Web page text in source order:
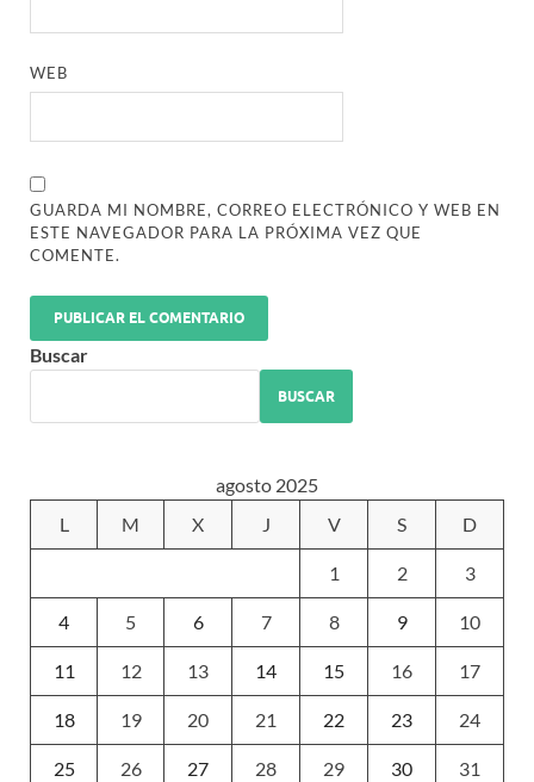
WEB
GUARDA MI NOMBRE, CORREO ELECTRÓNICO Y WEB EN
ESTE NAVEGADOR PARA LA PRÓXIMA VEZ QUE
COMENTE.
Buscar
BUSCAR
agosto 2025
L
M X J V S D
1 2 3
4 5 6 7 8 9 10
11 12 13 14 15 16 17
18 19 20 21 22 23 24
25 26 27 28 29 30 31